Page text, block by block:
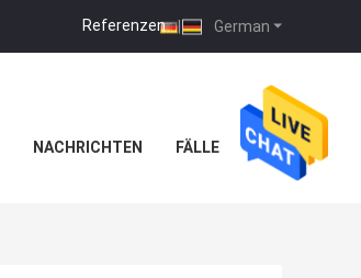
German
Referenzen |
NACHRICHTEN FÄLLE